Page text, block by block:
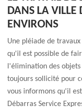
DANS LA VILLE
ENVIRONS
Une pléiade de
qu'il est possible de
l'élimination des
toujours sollicité pour
vous informons qu'il
Débarras Service